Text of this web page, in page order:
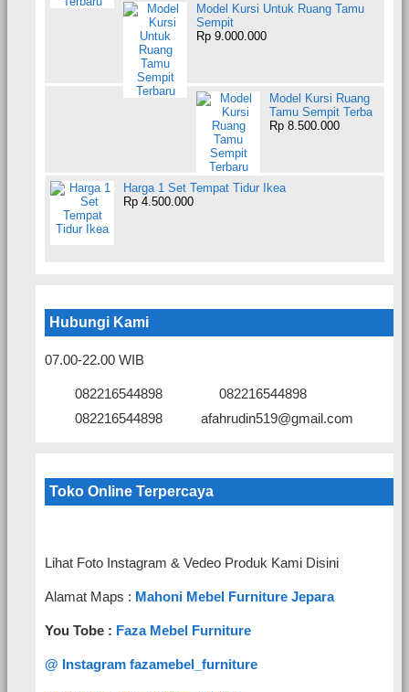
Model Kursi Untuk Ruang Tamu
Sempit
Rp 9.000.000
Model Kursi Ruang
Tamu Sempit Terba
Rp 8.500.000
Harga 1 Set Tempat Tidur Ikea
Rp 4.500.000
Hubungi Kami
07.00-22.00 WIB
082216544898
082216544898
082216544898
afahrudin519@gmail.com
Toko Online Terpercaya
Lihat Foto Instagram & Vedeo Produk Kami Disini
Alamat Maps : Mahoni Mebel Furniture Jepara
You Tobe : Faza Mebel Furniture
@ Instagram fazamebel_furniture